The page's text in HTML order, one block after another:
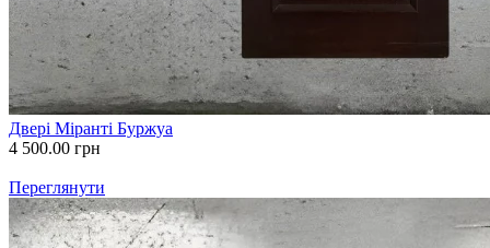
Двері Міранті Буржуа
4 500.00 грн
Переглянути